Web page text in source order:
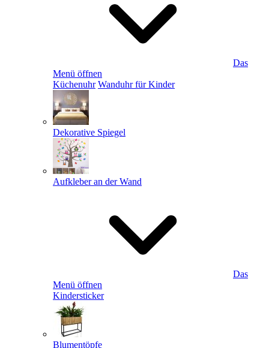
Das
Menü öffnen
Küchenuhr Wanduhr für Kinder
Dekorative Spiegel
Aufkleber an der Wand
Das
Menü öffnen
Kindersticker
Blumentöpfe